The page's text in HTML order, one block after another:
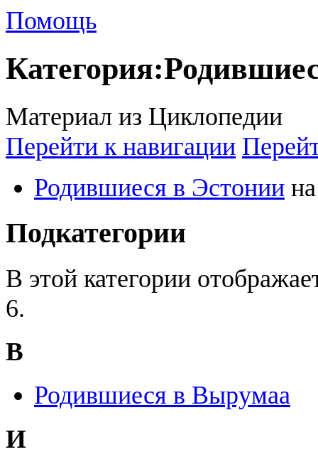
Помощь
Категория:
Материал из Циклопедии
Перейти к навигации
Родившиеся в Эстонии
Подкатегории
В этой категории
6.
В
Родившиеся в Вырумаа
И